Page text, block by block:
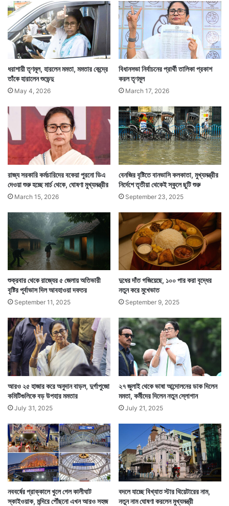
পুলিশের ভূমিকা নিয়ে প্রশ্ন তোলেন মমতা। ওসি-র দিকে তাঁদের
নজর থাকবে বলেও জানিয়ে দেন তিনি।
মমতা বন্দ্যোপাধ্যায়ের এই ঘিরে রাখার নিদানের বিরুদ্ধে এদিন
সোচ্চার হন বিরোধী নেতারা। বিজেপি, কংগ্রেস, সিপিএম নিজেদের
মত করে এর বিরোধিতা করেছে।
ভোটকে কেন্দ্র করে কোচবিহারে বিভিন্ন অশান্তির খবর আসছেই।
এখানে আগামী শনিবার ভোট। তার আগে বৃহস্পতিবার বিকেলেই
শেষে প্রচার পর্ব।
ধরাশায়ী তৃণমূল, হারলেন মমতা, মমতার কেন্দ্রে
তাঁকে হারালেন শুভেন্দু
May 4, 2026
বিধানসভা নির্বাচনের প্রার্থী তালিকা প্রকাশ
করল তৃণমূল
March 17, 2026
রাজ্য সরকারি কর্মচারিদের বকেয়া পুরনো ডিএ
দেওয়া শুরু হচ্ছে মার্চ থেকে, ঘোষণা মুখ্যমন্ত্রীর
March 15, 2026
বেনজির বৃষ্টিতে বানভাসি কলকাতা, মুখ্যমন্ত্রীর
নির্দেশে তৃতীয়া থেকেই স্কুলে ছুটি শুরু
September 23, 2025
শুক্রবার থেকে রাজ্যের ৫ জেলায় অতিভারী
বৃষ্টির পূর্বাভাস দিল আবহাওয়া দফতর
September 11, 2025
দুধের দাঁত গজিয়েছে, ১০০ পার করা বৃদ্ধের
নতুন করে মুখেভাত
September 9, 2025
আরও ২৫ হাজার করে অনুদান বাড়ল, দুর্গাপুজো
কমিটিগুলিকে বড় উপহার মমতার
July 31, 2025
২৭ জুলাই থেকে ভাষা আন্দোলনের ডাক দিলেন
মমতা, কর্মীদের দিলেন নতুন স্লোগান
July 21, 2025
নববর্ষের প্রাক্কালে খুলে গেল কালীঘাট
স্কাইওয়াক, মন্দিরে পৌঁছনো এখন আরও সহজ
বদলে যাচ্ছে বিখ্যাত স্টার থিয়েটারের নাম,
নতুন নাম ঘোষণা করলেন মুখ্যমন্ত্রী